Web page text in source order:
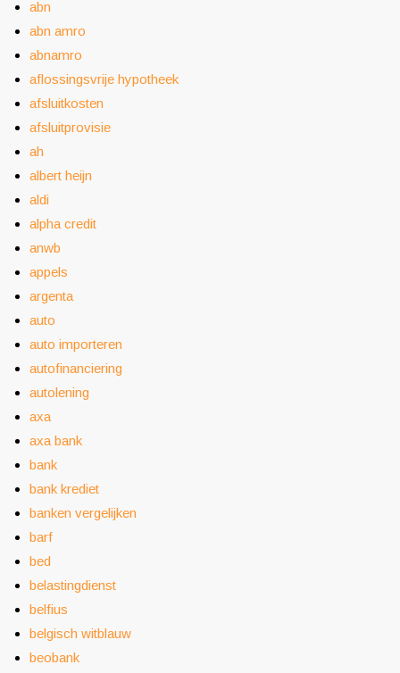
abn
abn amro
abnamro
aflossingsvrije hypotheek
afsluitkosten
afsluitprovisie
ah
albert heijn
aldi
alpha credit
anwb
appels
argenta
auto
auto importeren
autofinanciering
autolening
axa
axa bank
bank
bank krediet
banken vergelijken
barf
bed
belastingdienst
belfius
belgisch witblauw
beobank